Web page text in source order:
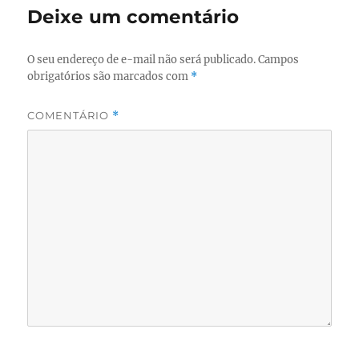
Deixe um comentário
O seu endereço de e-mail não será publicado. Campos
obrigatórios são marcados com *
COMENTÁRIO *